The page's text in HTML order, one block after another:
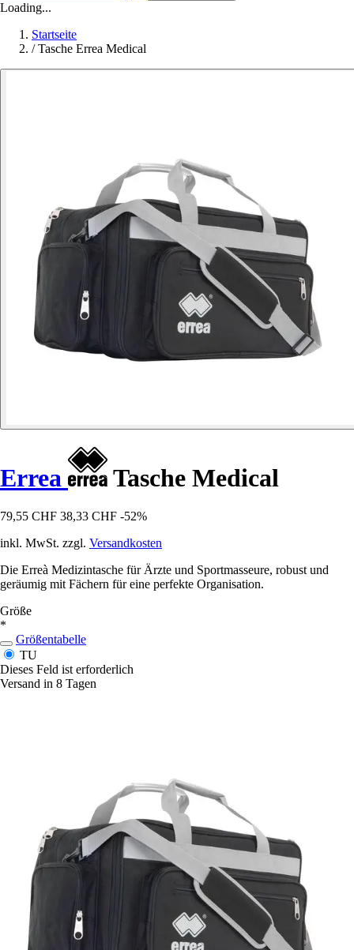
Loading...
Startseite
/ Tasche Errea Medical
Errea Tasche Medical
79,55 CHF 38,33 CHF -52%
inkl. MwSt. zzgl. Versandkosten
Die Erreà Medizintasche für Ärzte und Sportmasseure, robust und
geräumig mit Fächern für eine perfekte Organisation.
Größe
*
Größentabelle
TU
Dieses Feld ist erforderlich
Versand in 8 Tagen